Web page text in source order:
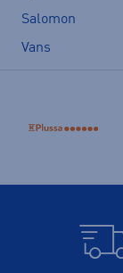
Salomon
Vans